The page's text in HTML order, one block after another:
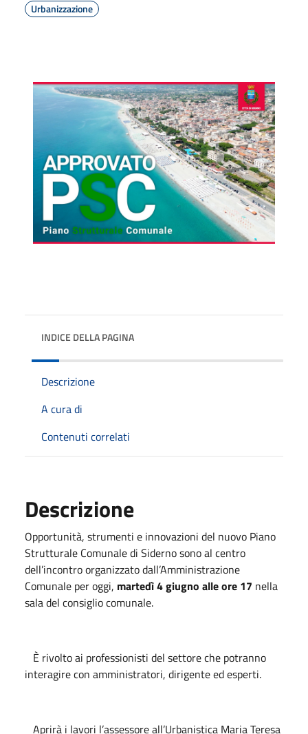
Urbanizzazione
INDICE DELLA PAGINA
Descrizione
A cura di
Contenuti correlati
Descrizione
Opportunità, strumenti e innovazioni del nuovo Piano
Strutturale Comunale di Siderno sono al centro
dell’incontro organizzato dall’Amministrazione
Comunale per oggi, martedì 4 giugno alle ore 17 nella
sala del consiglio comunale.
È rivolto ai professionisti del settore che potranno
interagire con amministratori, dirigente ed esperti.
Aprirà i lavori l’assessore all’Urbanistica Maria Teresa